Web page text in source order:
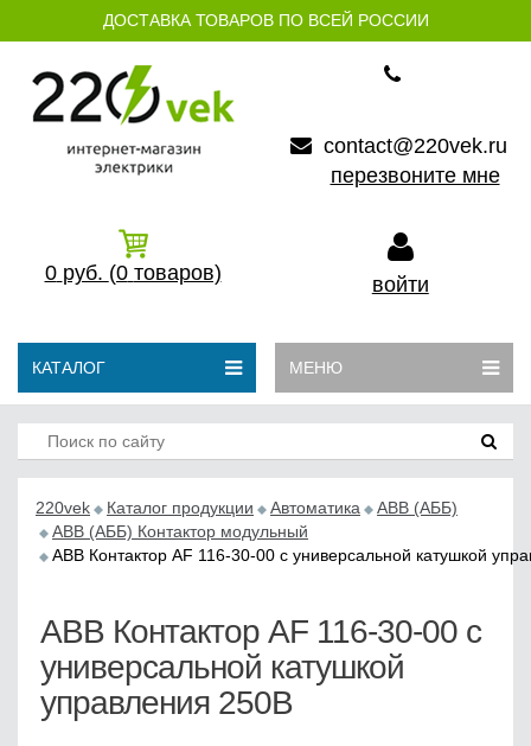
ДОСТАВКА ТОВАРОВ ПО ВСЕЙ РОССИИ
contact@220vek.ru
перезвоните мне
0 руб. (0 товаров) войти
КАТАЛОГ МЕНЮ
220vek Каталог продукции Автоматика
АВB (АББ)
ABB (АББ) Контактор модульный
ABB Контактор АF 116-30-00 с универсальной катушкой
ABB Контактор АF 116-30-00 с
универсальной катушкой
управления 250В